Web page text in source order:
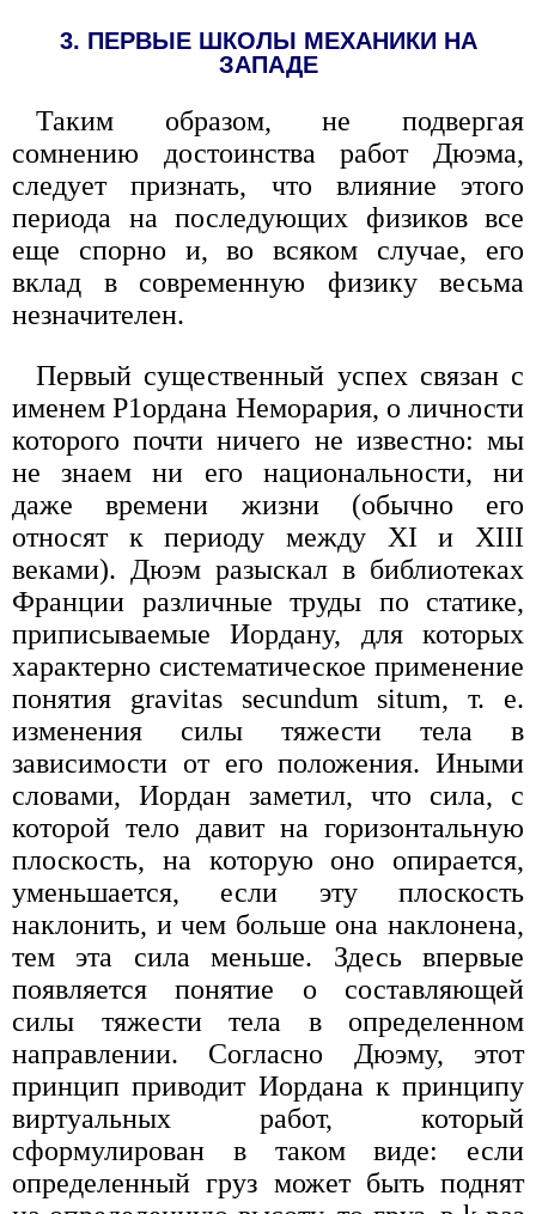
3. ПЕРВЫЕ ШКОЛЫ МЕХАНИКИ НА
ЗАПАДЕ
Таким образом, не подвергая
сомнению достоинства работ Дюэма,
следует признать, что влияние этого
периода на последующих физиков все
еще спорно и, во всяком случае, его
вклад в современную физику весьма
незначителен.
Первый существенный успех связан с
именем Р1ордана Неморария, о личности
которого почти ничего не известно: мы
не знаем ни его национальности, ни
даже времени жизни (обычно его
относят к периоду между XI и XIII
веками). Дюэм разыскал в библиотеках
Франции различные труды по статике,
приписываемые Иордану, для которых
характерно систематическое применение
понятия gravitas secundum situm, т. е.
изменения силы тяжести тела в
зависимости от его положения. Иными
словами, Иордан заметил, что сила, с
которой тело давит на горизонтальную
плоскость, на которую оно опирается,
уменьшается, если эту плоскость
наклонить, и чем больше она наклонена,
тем эта сила меньше. Здесь впервые
появляется понятие о составляющей
силы тяжести тела в определенном
направлении. Согласно Дюэму, этот
принцип приводит Иордана к принципу
виртуальных работ, который
сформулирован в таком виде: если
определенный груз может быть поднят